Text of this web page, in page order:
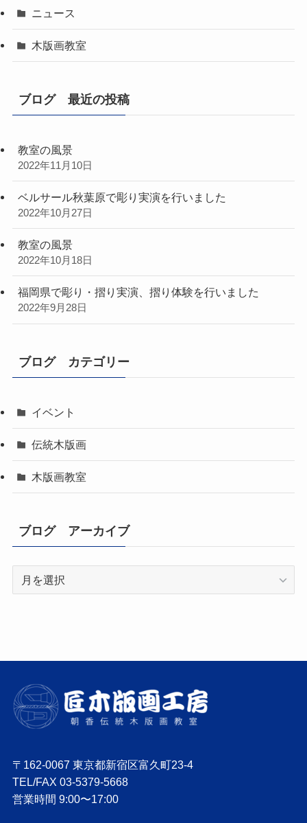
ニュース
木版画教室
ブログ 最近の投稿
教室の風景
2022年11月10日
ベルサール秋葉原で彫り実演を行いました
2022年10月27日
教室の風景
2022年10月18日
福岡県で彫り・摺り実演、摺り体験を行いました
2022年9月28日
ブログ カテゴリー
イベント
伝統木版画
木版画教室
ブログ アーカイブ
カ
ブ
〒162-0067 東京都新宿区富久町23-4
TEL/FAX 03-5379-5668
営業時間 9:00〜17:00